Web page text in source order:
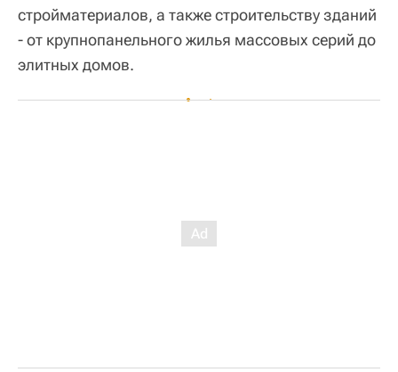
стройматериалов, а также строительству зданий
- от крупнопанельного жилья массовых серий до
элитных домов.